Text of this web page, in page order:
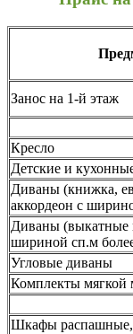
Занос на 1-й этаж
Кресло
Детские и
Диваны (книжка,
аккордеон с
Диваны (выкатные
шириной сп.м
Угловые диваны
Комплекты мягкой
Шкафы распашные,